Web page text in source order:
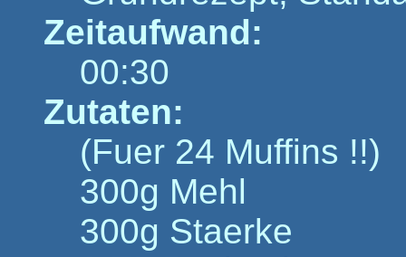
Zeitaufwand:
00:30
Zutaten:
(Fuer 24 Muffins !!)
300g Mehl
300g Staerke